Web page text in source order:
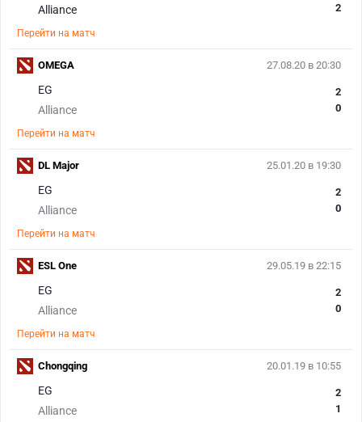
Alliance
2
Перейти на матч
27.08.20 в 20:30
EG
Alliance
2
0
Перейти на матч
OMEGA
25.01.20 в 19:30
EG
Alliance
2
0
Перейти на матч
DL Major
29.05.19 в 22:15
EG
Alliance
2
0
Перейти на матч
ESL One
20.01.19 в 10:55
EG
Alliance
2
1
Chongqing